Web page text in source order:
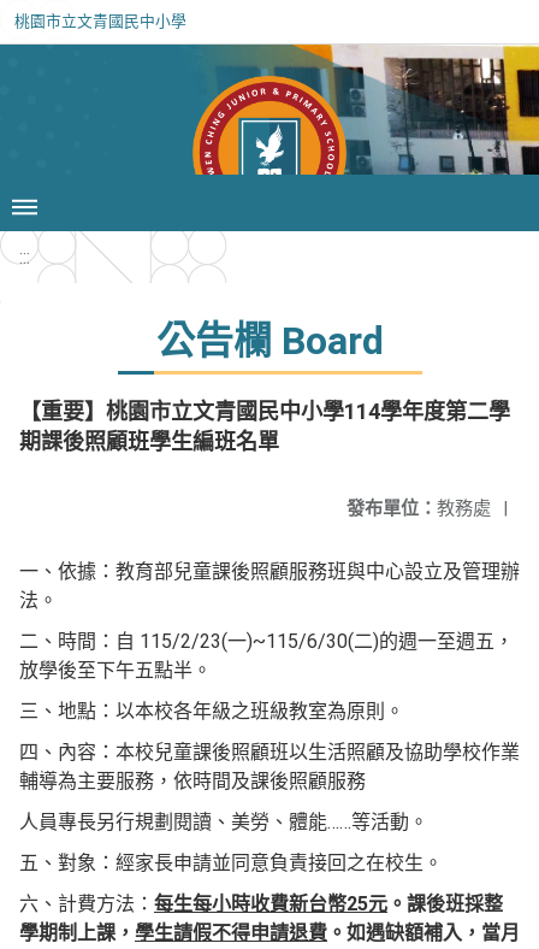
桃園市立文青國民中小學
:::
公告欄 Board
【重要】桃園市立文青國民中小學114學年度第二學
期課後照顧班學生編班名單
發布單位： 教務處 |
一、依據：教育部兒童課後照顧服務班與中心設立及管理辦
法。
二、時間：自 115/2/23(一)~115/6/30(二)的週一至週五，
放學後至下午五點半。
三、地點：以本校各年級之班級教室為原則。
四、內容：本校兒童課後照顧班以生活照顧及協助學校作業
輔導為主要服務，依時間及課後照顧服務
人員專長另行規劃閱讀、美勞、體能……等活動。
五、對象：經家長申請並同意負責接回之在校生。
六、計費方法： 每生每小時收費新台幣25元 。課後班採整
學期制上課， 學生請假不得申請退費 。如遇缺額補入，當月